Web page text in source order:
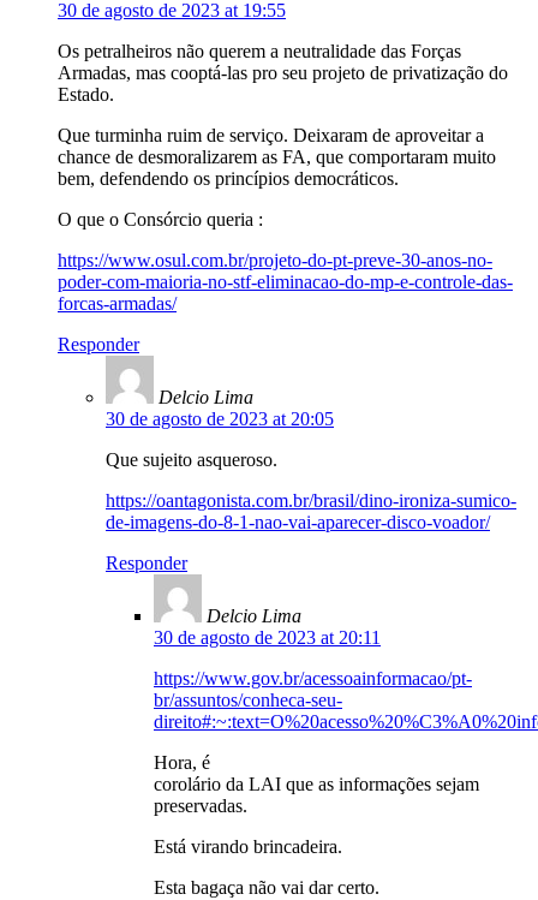
30 de agosto de 2023 at 19:55
Os petralheiros não querem a neutralidade das Forças
Armadas, mas cooptá-las pro seu projeto de privatização do
Estado.
Que turminha ruim de serviço. Deixaram de aproveitar a
chance de desmoralizarem as FA, que comportaram muito
bem, defendendo os princípios democráticos.
O que o Consórcio queria :
https://www.osul.com.br/projeto-do-pt-preve-30-anos-no-
poder-com-maioria-no-stf-eliminacao-do-mp-e-controle-das-
forcas-armadas/
Responder
Delcio Lima
30 de agosto de 2023 at 20:05
Que sujeito asqueroso.
https://oantagonista.com.br/brasil/dino-ironiza-sumico-
de-imagens-do-8-1-nao-vai-aparecer-disco-voador/
Responder
Delcio Lima
30 de agosto de 2023 at 20:11
https://www.gov.br/acessoainformacao/pt-
br/assuntos/conheca-seu-
Hora, é
corolário da LAI que as informações sejam
preservadas.
Está virando brincadeira.
Esta bagaça não vai dar certo.